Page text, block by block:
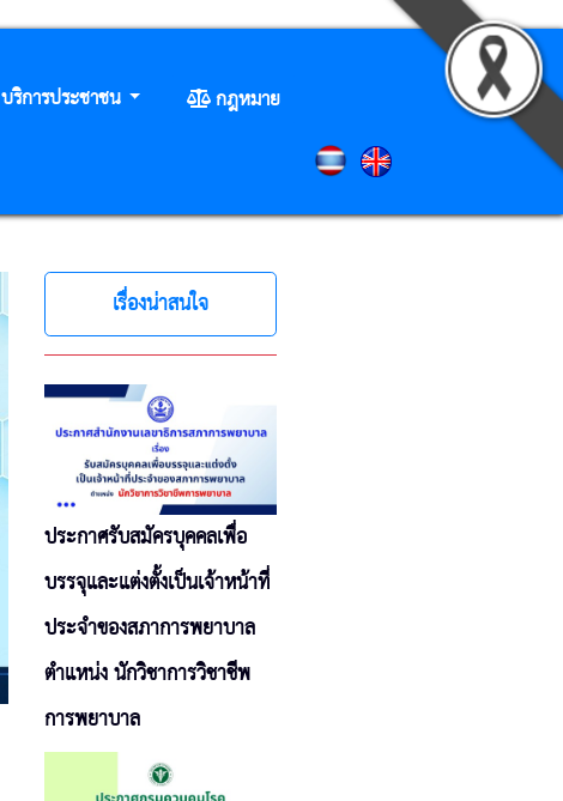
บริการประชาชน
กฎหมาย
เรื่องน่าสนใจ
ประกาศรับสมัครบุคคลเพื่อ
บรรจุและแต่งตั้งเป็นเจ้าหน้าที่
ประจำของสภาการพยาบาล
ตำแหน่ง นักวิชาการวิชาชีพ
การพยาบาล